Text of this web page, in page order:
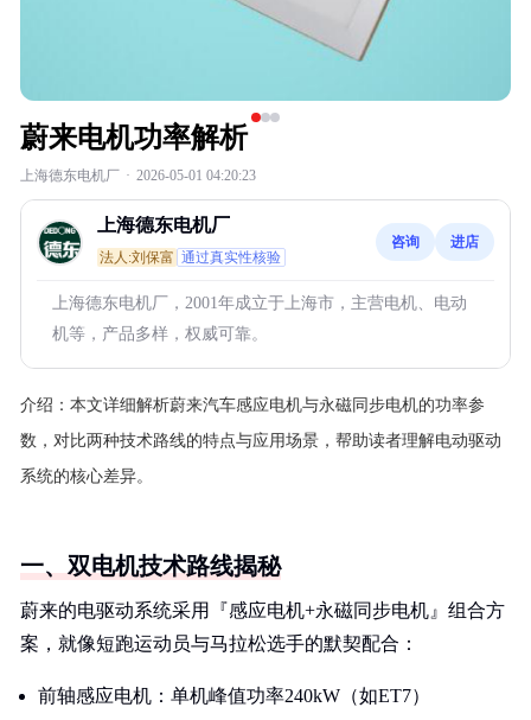
蔚来电机功率解析
上海德东电机厂 · 2026-05-01 04:20:23
上海德东电机厂
法人:刘保富 通过真实性核验
咨询 进店
上海德东电机厂，2001年成立于上海市，主营电机、电动
机等，产品多样，权威可靠。
介绍： 本文详细解析蔚来汽车感应电机与永磁同步电机的功率参
数，对比两种技术路线的特点与应用场景，帮助读者理解电动驱动
系统的核心差异。
一、双电机技术路线揭秘
蔚来的电驱动系统采用『感应电机+永磁同步电机』组合方
案，就像短跑运动员与马拉松选手的默契配合：
前轴感应电机：单机峰值功率240kW（如ET7）